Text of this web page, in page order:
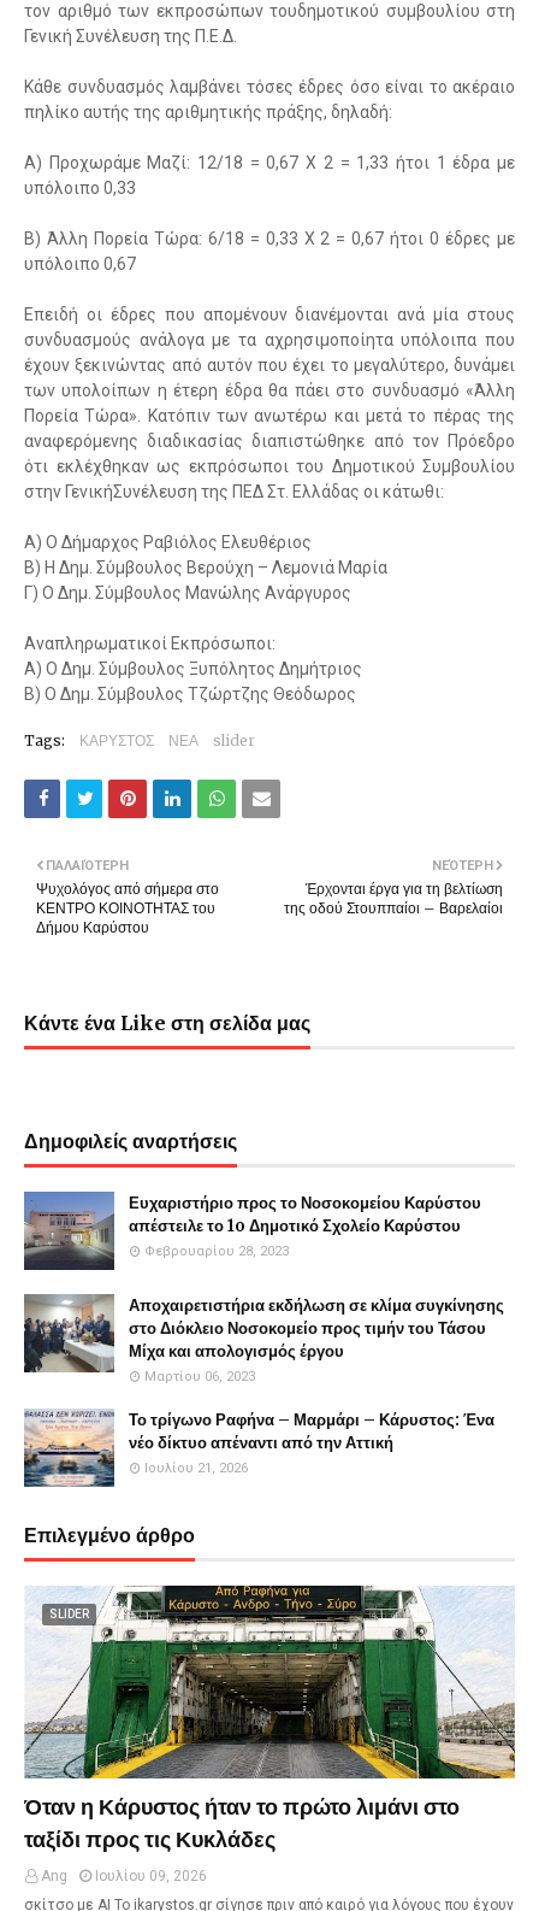
τον αριθμό των εκπροσώπων τουδημοτικού συμβουλίου στη
Γενική Συνέλευση της Π.Ε.Δ.
Κάθε συνδυασμός λαμβάνει τόσες έδρες όσο είναι το ακέραιο
πηλίκο αυτής της αριθμητικής πράξης, δηλαδή:
Α) Προχωράμε Μαζί: 12/18 = 0,67 Χ 2 = 1,33 ήτοι 1 έδρα με
υπόλοιπο 0,33
Β) Άλλη Πορεία Τώρα: 6/18 = 0,33 Χ 2 = 0,67 ήτοι 0 έδρες με
υπόλοιπο 0,67
Επειδή οι έδρες που απομένουν διανέμονται ανά μία στους
συνδυασμούς ανάλογα με τα αχρησιμοποίητα υπόλοιπα που
έχουν ξεκινώντας από αυτόν που έχει το μεγαλύτερο, δυνάμει
των υπολοίπων η έτερη έδρα θα πάει στο συνδυασμό «Άλλη
Πορεία Τώρα». Κατόπιν των ανωτέρω και μετά το πέρας της
αναφερόμενης διαδικασίας διαπιστώθηκε από τον Πρόεδρο
ότι εκλέχθηκαν ως εκπρόσωποι του Δημοτικού Συμβουλίου
στην ΓενικήΣυνέλευση της ΠΕΔ Στ. Ελλάδας οι κάτωθι:
Α) Ο Δήμαρχος Ραβιόλος Ελευθέριος
Β) Η Δημ. Σύμβουλος Βερούχη – Λεμονιά Μαρία
Γ) Ο Δημ. Σύμβουλος Μανώλης Ανάργυρος
Αναπληρωματικοί Εκπρόσωποι:
Α) Ο Δημ. Σύμβουλος Ξυπόλητος Δημήτριος
Β) Ο Δημ. Σύμβουλος Τζώρτζης Θεόδωρος
Tags: ΚΑΡΥΣΤΟΣ ΝΕΑ slider
ΝΕΌΤΕΡΗ
Έρχονται έργα για τη βελτίωση
της οδού Στουππαίοι – Βαρελαίοι
ΠΑΛΑΙΌΤΕΡΗ
Ψυχολόγος από σήμερα στο
ΚΕΝΤΡΟ ΚΟΙΝΟΤΗΤΑΣ του
Δήμου Καρύστου
Κάντε ένα Like στη σελίδα μας
Δημοφιλείς αναρτήσεις
Ευχαριστήριο προς το Νοσοκομείου Καρύστου
απέστειλε το 1o Δημοτικό Σχολείο Καρύστου
Φεβρουαρίου 28, 2023
Αποχαιρετιστήρια εκδήλωση σε κλίμα συγκίνησης
στο Διόκλειο Νοσοκομείο προς τιμήν του Τάσου
Μίχα και απολογισμός έργου
Μαρτίου 06, 2023
Το τρίγωνο Ραφήνα – Μαρμάρι – Κάρυστος: Ένα
νέο δίκτυο απέναντι από την Αττική
Ιουλίου 21, 2026
Επιλεγμένο άρθρο
SLIDER
Όταν η Κάρυστος ήταν το πρώτο λιμάνι στο
ταξίδι προς τις Κυκλάδες
Ang
Ιουλίου 09, 2026
σκίτσο με ΑΙ Το ikarystos.gr σίγησε πριν από καιρό για λόγους που έχουν